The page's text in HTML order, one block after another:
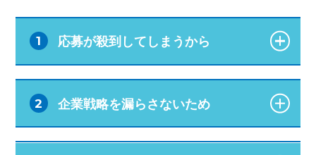
1 応募が殺到してしまうから
2 企業戦略を漏らさないため